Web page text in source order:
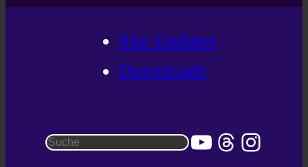
Site Updates
Downloads
Suchen YouTube
Threads